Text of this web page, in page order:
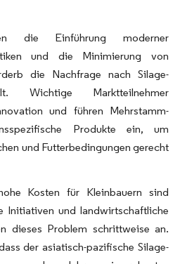
die Einführung moderner
und die Minimierung von
die Nachfrage nach Silage-
Wichtige Marktteilnehmer
und führen Mehrstamm-
Produkte ein, um
und Futterbedingungen gerecht
Kosten für Kleinbauern sind
Initiativen und landwirtschaftliche
dieses Problem schrittweise an.
der asiatisch-pazifische Silage-